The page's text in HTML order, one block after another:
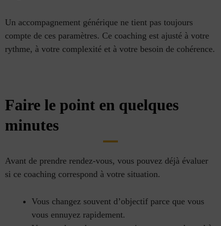
Un accompagnement générique ne tient pas toujours
compte de ces paramètres. Ce coaching est ajusté à votre
rythme, à votre complexité et à votre besoin de cohérence.
Faire le point en quelques
minutes
Avant de prendre rendez-vous, vous pouvez déjà évaluer
si ce coaching correspond à votre situation.
Vous changez souvent d’objectif parce que vous
vous ennuyez rapidement.